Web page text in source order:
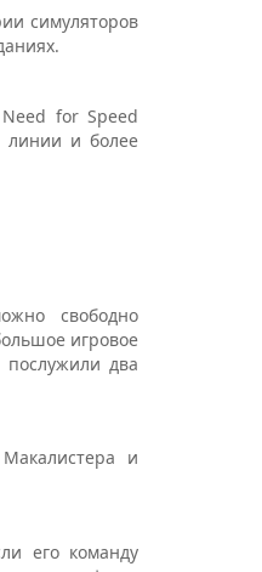
симуляторов
for Speed
и более
свободно
игровое
два
и
его команду